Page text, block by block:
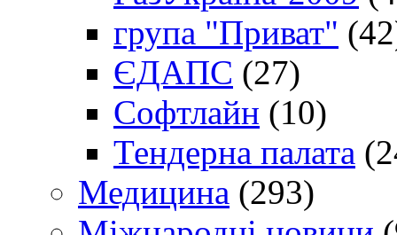
група "Приват"
ЄДАПС (27)
Софтлайн (10)
Тендерна палата
Медицина (293)